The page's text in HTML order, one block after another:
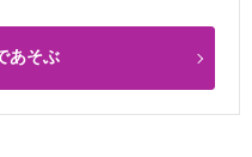
あそぶ